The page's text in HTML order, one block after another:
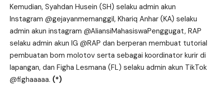
Kemudian, Syahdan Husein (SH) selaku admin akun
Instagram @gejayanmemanggil, Khariq Anhar (KA) selaku
admin akun instagram @AliansiMahasiswaPenggugat, RAP
selaku admin akun IG @RAP dan berperan membuat tutorial
pembuatan bom molotov serta sebagai koordinator kurir di
lapangan, dan Figha Lesmana (FL) selaku admin akun TikTok
@fighaaaaa. (*)